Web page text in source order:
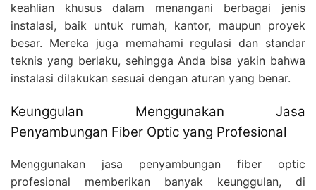
keahlian khusus dalam menangani berbagai jenis
instalasi, baik untuk rumah, kantor, maupun proyek
besar. Mereka juga memahami regulasi dan standar
teknis yang berlaku, sehingga Anda bisa yakin bahwa
instalasi dilakukan sesuai dengan aturan yang benar.
Keunggulan Menggunakan Jasa
Penyambungan Fiber Optic yang Profesional
Menggunakan jasa penyambungan fiber optic
profesional memberikan banyak keunggulan, di